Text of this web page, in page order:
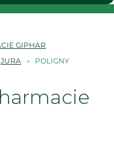
GIPHAR
JURA POLIGNY